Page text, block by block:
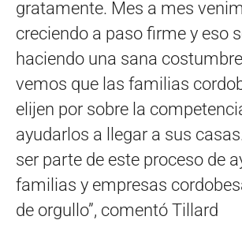
gratamente. Mes a mes
creciendo a paso firme y eso
haciendo una sana
vemos que las familias
elijen por sobre la
ayudarlos a llegar a sus
ser parte de este proceso de
familias y empresas
de orgullo”, comentó Tillard